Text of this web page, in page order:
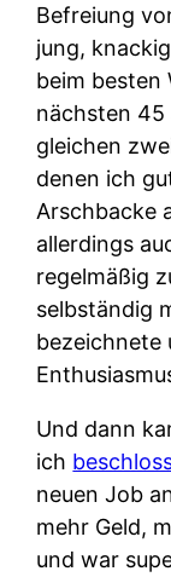
Befreiung
jung,
beim besten
nächsten 45
gleichen
denen ich
Arschbacke
allerdings
regelmäßig
selbständig
bezeichnete
Und dann
ich
neuen Job
mehr Geld,
und war